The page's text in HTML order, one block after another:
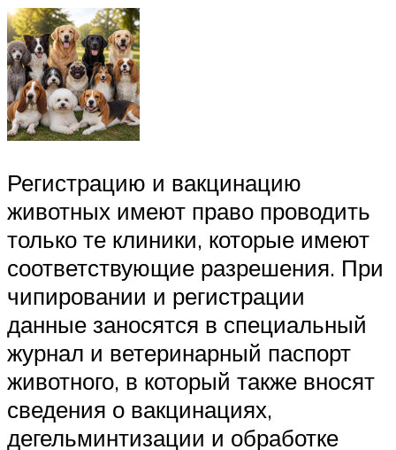
Регистрацию и вакцинацию
животных имеют право проводить
только те клиники, которые имеют
соответствующие разрешения. При
чипировании и регистрации
данные заносятся в специальный
журнал и ветеринарный паспорт
животного, в который также вносят
сведения о вакцинациях,
дегельминтизации и обработке